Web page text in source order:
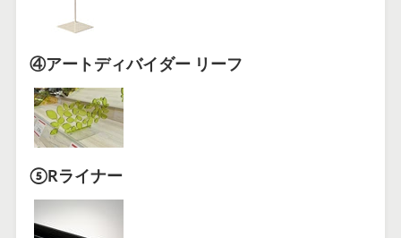
④アートディバイダー リーフ
⑤Rライナー